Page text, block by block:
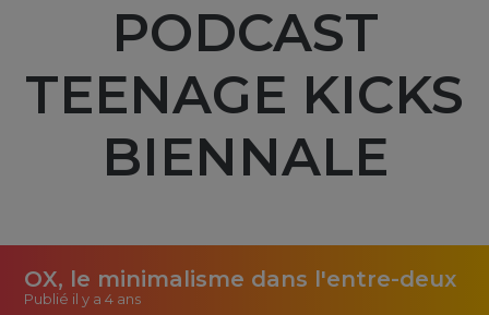
PODCAST
TEENAGE KICKS
BIENNALE
OX, le minimalisme dans l'entre-deux
Publié il y a 4 ans